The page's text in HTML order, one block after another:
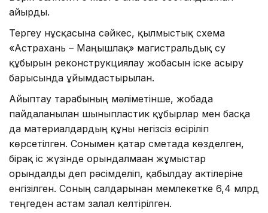
айырды.
Тергеу нұсқасына сәйкес, қылмыстық схема
«Астрахань – Маңғышлақ» магистральдық су
құбырын реконструкциялау жобасын іске асыру
барысында ұйымдастырылған.
Айыптау тарабының мәліметінше, жобада
пайдаланылған шыныпластик құбырлар мен басқа
да материалдардың құны негізсіз өсіріліп
көрсетілген. Сонымен қатар сметада көзделген,
бірақ іс жүзінде орындалмаған жұмыстар
орындалды деп рәсімделіп, қабылдау актілеріне
енгізілген. Соның салдарынан мемлекетке 6,4 млрд
теңгеден астам залал келтірілген.